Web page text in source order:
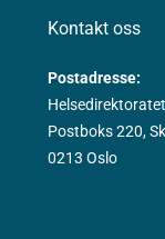
Kontakt oss
Postadresse:
Helsedirektoratet
Postboks 220,
0213 Oslo